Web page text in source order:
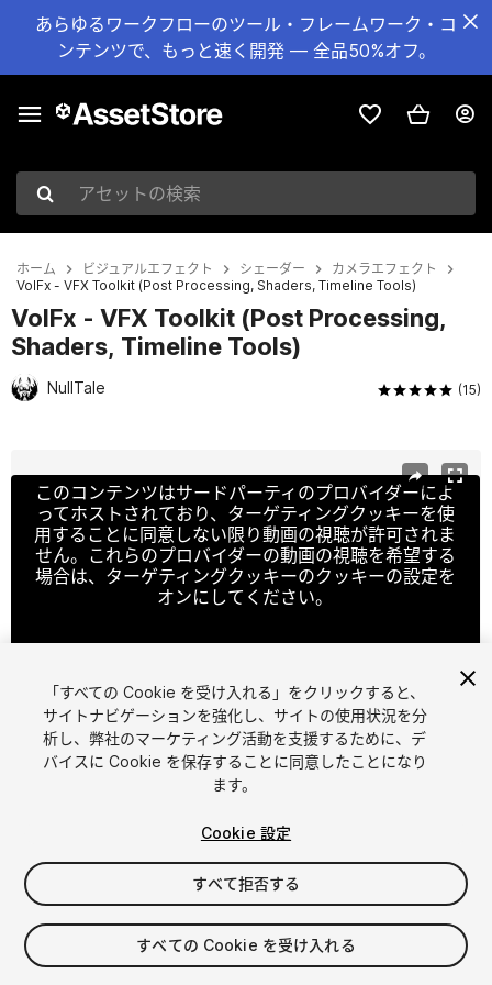
あらゆるワークフローのツール・フレームワーク・コ
ンテンツで、もっと速く開発 — 全品50%オフ。
アセットの検索
ホーム ビジュアルエフェクト シェーダー
カメラエフェクト
VolFx - VFX Toolkit (Post Processing, Shaders, Timeline Tools)
VolFx - VFX Toolkit (Post Processing,
Shaders, Timeline Tools)
NullTale (15)
このコンテンツはサードパーティのプロバイダーによ
ってホストされており、ターゲティングクッキーを使
用することに同意しない限り動画の視聴が許可されま
せん。これらのプロバイダーの動画の視聴を希望する
場合は、ターゲティングクッキーのクッキーの設定を
オンにしてください。
クッキーの設定
1/47
$49.99
消費税は決済時に計算されます
「すべての Cookie を受け入れる」をクリックすると、
サイトナビゲーションを強化し、サイトの使用状況を分
析し、弊社のマーケティング活動を支援するために、デ
バイスに Cookie を保存することに同意したことになり
ます。
Cookie 設定
すべて拒否する
すべての Cookie を受け入れる